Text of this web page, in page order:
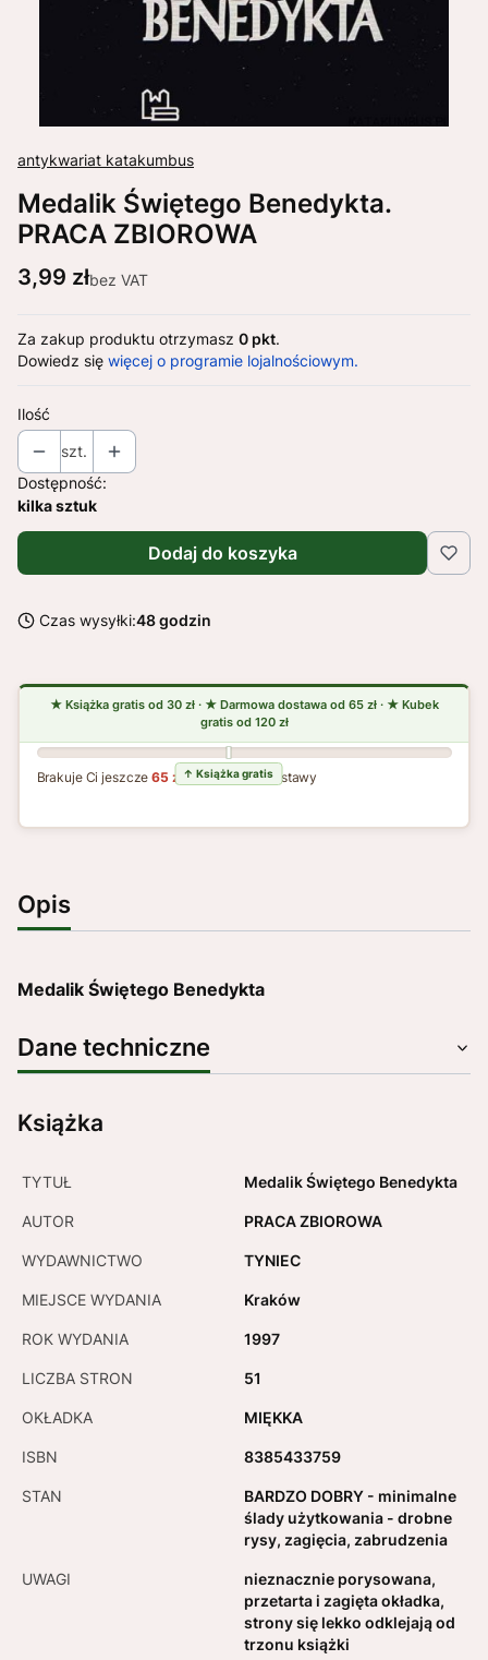
antykwariat katakumbus
Medalik Świętego Benedykta.
PRACA ZBIOROWA
Cena
3,99 złbez VAT
Za zakup produktu otrzymasz 0 pkt.
Dowiedz się więcej o programie lojalnościowym.
Ilość
szt.
Dostępność:
kilka sztuk
Dodaj do koszyka
Czas wysyłki:48 godzin
Brakuje Ci jeszcze65 zł do darmowej dostawy
Opis
Medalik Świętego Benedykta
Dane techniczne
Książka
TYTUŁ Medalik Świętego Benedykta
AUTOR PRACA ZBIOROWA
WYDAWNICTWO TYNIEC
MIEJSCE WYDANIA Kraków
ROK WYDANIA 1997
LICZBA STRON 51
OKŁADKA MIĘKKA
ISBN 8385433759
STAN
BARDZO DOBRY - minimalne
ślady użytkowania - drobne
rysy, zagięcia, zabrudzenia
UWAGI
nieznacznie porysowana,
przetarta i zagięta okładka,
strony się lekko odklejają od
trzonu książki